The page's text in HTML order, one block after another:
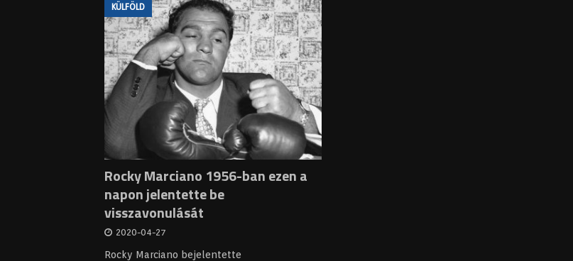
KÜLFÖLD
Rocky Marciano 1956-ban ezen a
napon jelentette be
visszavonulását
2020-04-27
Rocky Marciano bejelentette